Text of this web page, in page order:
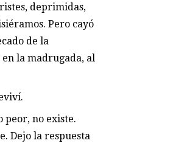
deprimidas,
Pero cayó
de la
en la madrugada, al
peor, no existe.
Dejo la respuesta